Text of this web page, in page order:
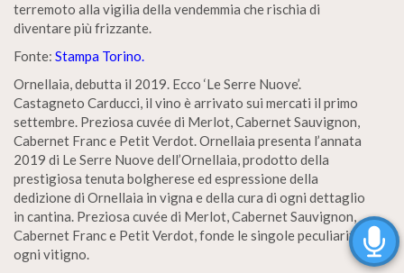
terremoto alla vigilia della vendemmia che rischia di
diventare più frizzante.
Fonte: Stampa Torino.
Ornellaia, debutta il 2019. Ecco ‘Le Serre Nuove’.
Castagneto Carducci, il vino è arrivato sui mercati il primo
settembre. Preziosa cuvée di Merlot, Cabernet Sauvignon,
Cabernet Franc e Petit Verdot. Ornellaia presenta l’annata
2019 di Le Serre Nuove dell’Ornellaia, prodotto della
prestigiosa tenuta bolgherese ed espressione della
dedizione di Ornellaia in vigna e della cura di ogni dettaglio
in cantina. Preziosa cuvée di Merlot, Cabernet Sauvignon,
Cabernet Franc e Petit Verdot, fonde le singole peculiarità di
ogni vitigno.